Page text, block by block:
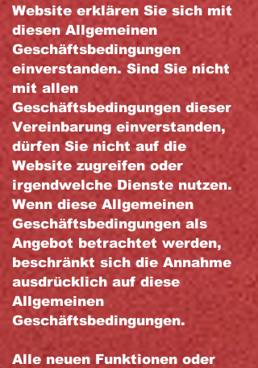
Website erklären Sie sich mit
diesen Allgemeinen
Geschäftsbedingungen
einverstanden. Sind Sie nicht
mit allen
Geschäftsbedingungen dieser
Vereinbarung einverstanden,
dürfen Sie nicht auf die
Website zugreifen oder
irgendwelche Dienste nutzen.
Wenn diese Allgemeinen
Geschäftsbedingungen als
Angebot betrachtet werden,
beschränkt sich die Annahme
ausdrücklich auf diese
Allgemeinen
Geschäftsbedingungen.
Alle neuen Funktionen oder